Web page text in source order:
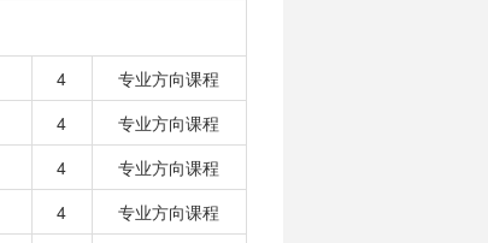
4
专业方向课程
4
专业方向课程
4
专业方向课程
4
专业方向课程